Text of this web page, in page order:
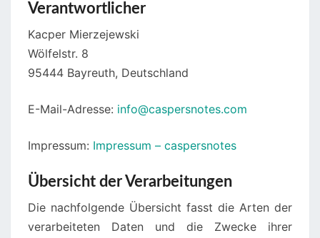
Verantwortlicher
Kacper Mierzejewski
Wölfelstr. 8
95444 Bayreuth, Deutschland
E-Mail-Adresse: info@caspersnotes.com
Impressum: Impressum – caspersnotes
Übersicht der Verarbeitungen
Die nachfolgende Übersicht fasst die Arten der
verarbeiteten Daten und die Zwecke ihrer